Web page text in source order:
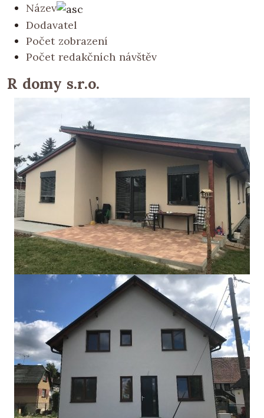
Název
Dodavatel
Počet zobrazení
Počet redakčních návštěv
R domy s.r.o.